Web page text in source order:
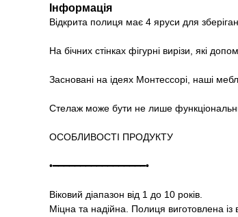
Інформація
Відкрита полиця має 4 яруси для
На бічних стінках фігурні вирізи, які
Засновані на ідеях Монтессорі, наші
Стелаж може бути не лише
ОСОБЛИВОСТІ ПРОДУКТУ
•━━━━━━━━━━━━━━━━━•
Віковий діапазон від 1 до 10 років.
Міцна та надійна. Полиця виготовлена із